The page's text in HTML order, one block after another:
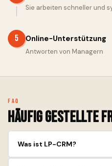
Sie arbeiten schneller und
5 Online-Unterstützung
Antworten von Managern
FAQ
Häufig gestellte
Was ist LP-CRM?